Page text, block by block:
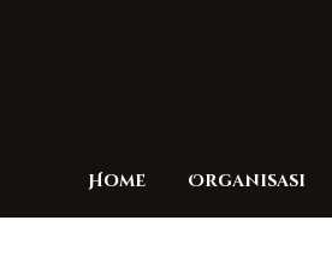
Home Organisasi